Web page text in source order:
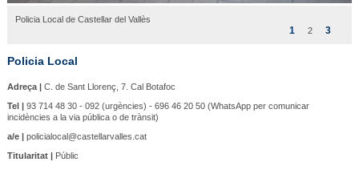
Policia Local de Castellar del Vallès
1 2 3
Policia Local
Adreça |C. de Sant Llorenç, 7. Cal Botafoc
Tel |93 714 48 30 - 092 (urgències) - 696 46 20 50 (WhatsApp per comunicar
incidències a la via pública o de trànsit)
a/e |policialocal@castellarvalles.cat
Titularitat |Públic